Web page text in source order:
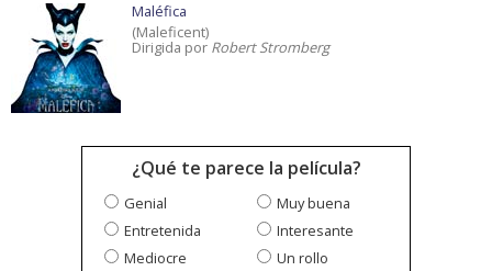
Maléfica
(Maleficent)
Dirigida por Robert Stromberg
¿Qué te parece la película?
Genial
Muy buena
Entretenida
Interesante
Mediocre
Un rollo